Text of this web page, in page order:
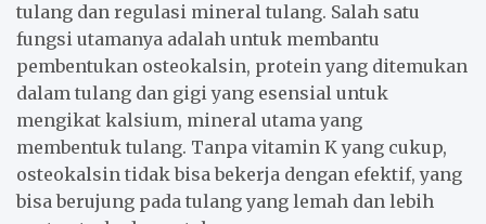
tulang dan regulasi mineral tulang. Salah satu
fungsi utamanya adalah untuk membantu
pembentukan osteokalsin, protein yang ditemukan
dalam tulang dan gigi yang esensial untuk
mengikat kalsium, mineral utama yang
membentuk tulang. Tanpa vitamin K yang cukup,
osteokalsin tidak bisa bekerja dengan efektif, yang
bisa berujung pada tulang yang lemah dan lebih